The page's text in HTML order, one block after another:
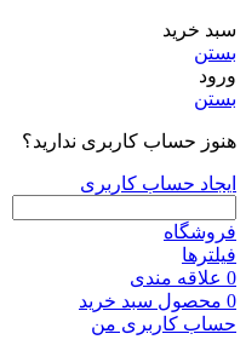
سبد خرید
بستن
ورود
بستن
هنوز حساب کاربری ندارید؟
ایجاد حساب کاربری
فروشگاه
فیلترها
0 علاقه مندی
0 محصول سبد خرید
حساب کاربری من